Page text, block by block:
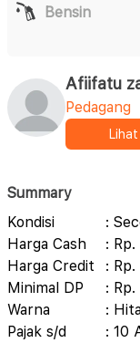
Bensin
Afiifatu
Pedagang
Summary
Kondisi
:
Harga Cash
:
Harga Credit
:
Minimal DP
:
Warna
:
Pajak s/d
: 10